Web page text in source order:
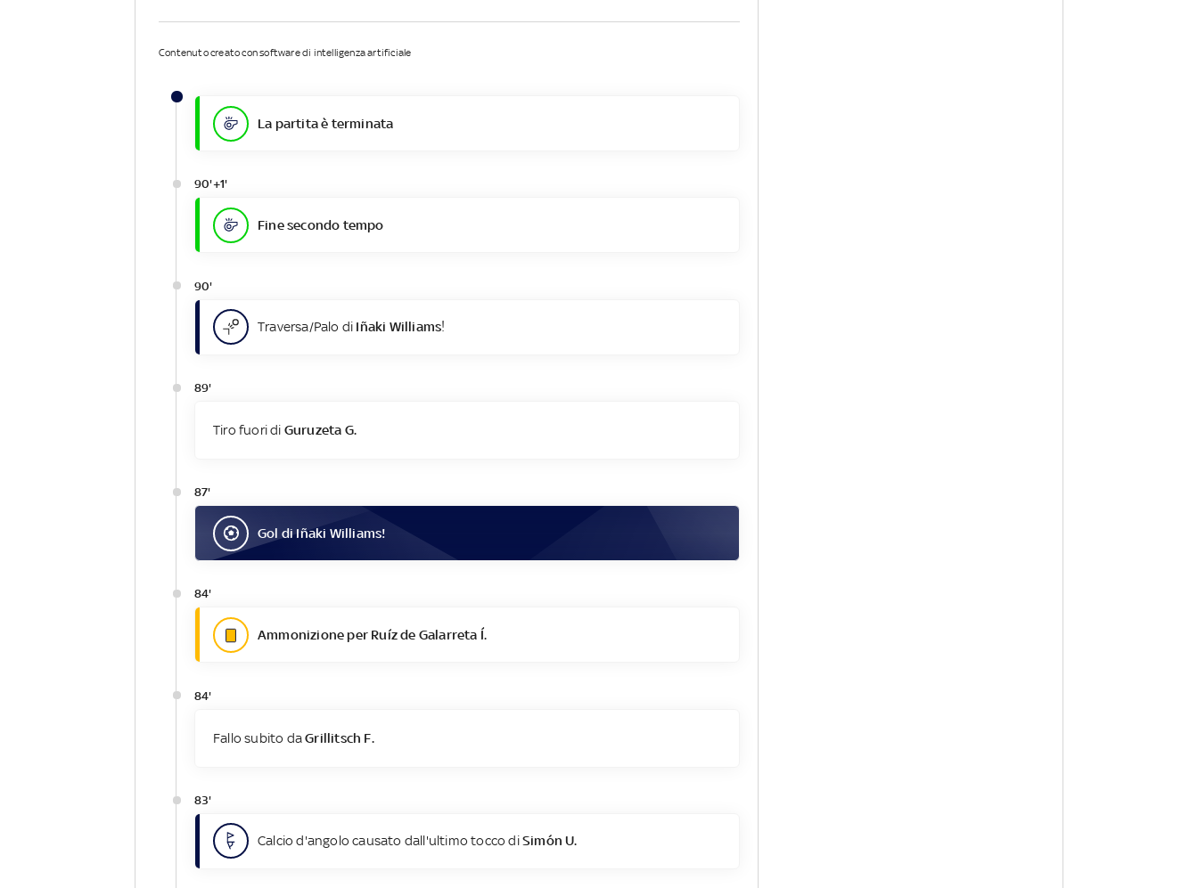
Contenuto creato con software di intelligenza artificiale
La partita è terminata
90'+1'
Fine secondo tempo
90'
Traversa/Palo di Iñaki Williams!
89'
Tiro fuori di Guruzeta G.
87'
Gol diIñaki Williams!
84'
Ammonizione per Ruíz de Galarreta Í.
84'
Fallo subito daGrillitsch F.
83'
Calcio d'angolo causato dall'ultimo tocco diSimón U.